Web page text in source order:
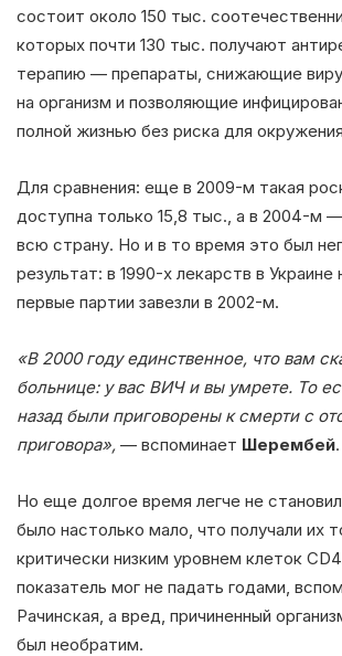
состоит около 150 тыс.
которых почти 130 тыс. получают
терапию — препараты, снижающие
на организм и позволяющие
полной жизнью без риска для
Для сравнения: еще в 2009-м такая
доступна только 15,8 тыс., а в 2004-м
всю страну. Но и в то время это был
результат: в 1990-х лекарств в Украине
первые партии завезли в 2002-м.
«В 2000 году единственное, что вам
больнице: у вас ВИЧ и вы умрете. То
назад были приговорены к смерти с
приговора», — вспоминает Шерембей.
Но еще долгое время легче не
было настолько мало, что получали их
критически низким уровнем клеток
показатель мог не падать годами,
Рачинская, а вред, причиненный
был необратим.